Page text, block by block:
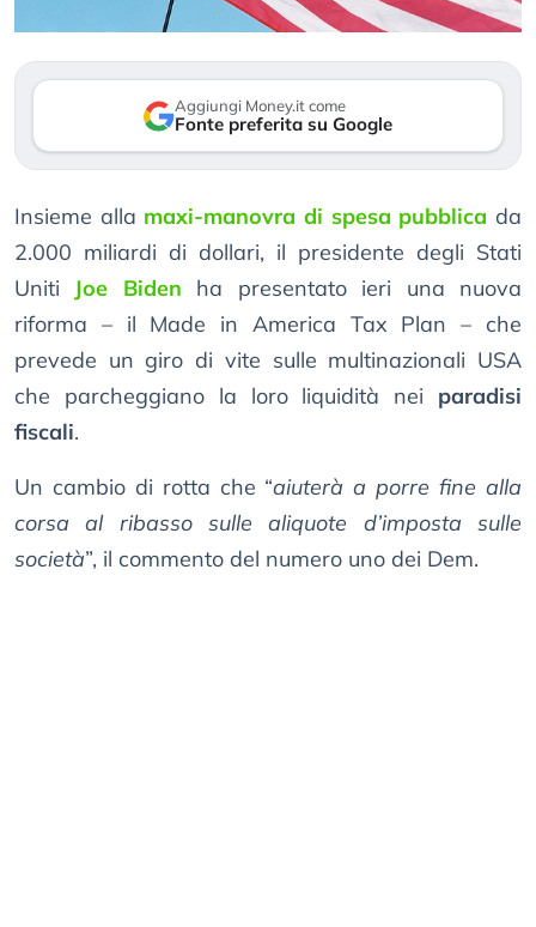
Aggiungi Money.it come
Fonte preferita su Google
Insieme alla maxi-manovra di spesa pubblica da
2.000 miliardi di dollari, il presidente degli Stati
Uniti Joe Biden ha presentato ieri una nuova
riforma – il Made in America Tax Plan – che
prevede un giro di vite sulle multinazionali USA
che parcheggiano la loro liquidità nei paradisi
fiscali.
Un cambio di rotta che “aiuterà a porre fine alla
corsa al ribasso sulle aliquote d’imposta sulle
società”, il commento del numero uno dei Dem.